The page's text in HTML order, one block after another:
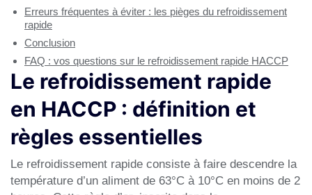
Erreurs fréquentes à éviter : les pièges du refroidissement
rapide
Conclusion
FAQ : vos questions sur le refroidissement rapide HACCP
Le refroidissement rapide
en HACCP : définition et
règles essentielles
Le refroidissement rapide consiste à faire descendre la
température d’un aliment de 63°C à 10°C en moins de 2